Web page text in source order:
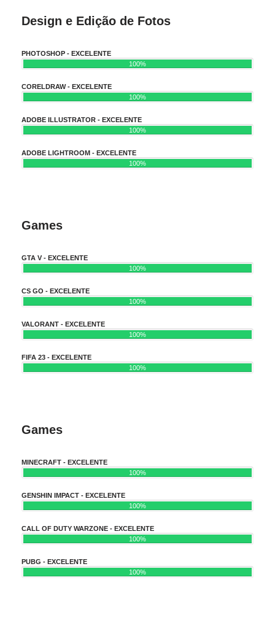
Design e Edição de Fotos
PHOTOSHOP - EXCELENTE
100%
CORELDRAW - EXCELENTE
100%
ADOBE ILLUSTRATOR - EXCELENTE
100%
ADOBE LIGHTROOM - EXCELENTE
100%
Games
GTA V - EXCELENTE
100%
CS GO - EXCELENTE
100%
VALORANT - EXCELENTE
100%
FIFA 23 - EXCELENTE
100%
Games
MINECRAFT - EXCELENTE
100%
GENSHIN IMPACT - EXCELENTE
100%
CALL OF DUTY WARZONE - EXCELENTE
100%
PUBG - EXCELENTE
100%